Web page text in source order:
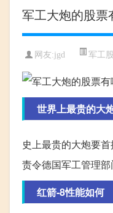
军工大炮的股票
网友:jgd 军工股
世界上最贵的大
史上最贵的大炮要
责令德国军工管理
红箭-8性能如何